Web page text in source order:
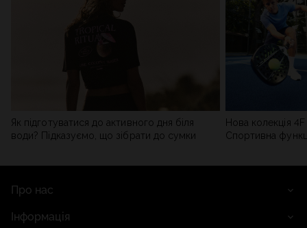
Як підготуватися до активного дня біля
води? Підказуємо, що зібрати до сумки
Нова колекція
Спортивна
Про нас
Інформація